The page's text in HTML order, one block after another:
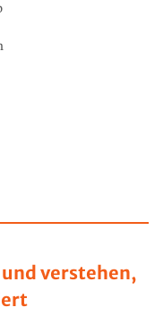
und verstehen,